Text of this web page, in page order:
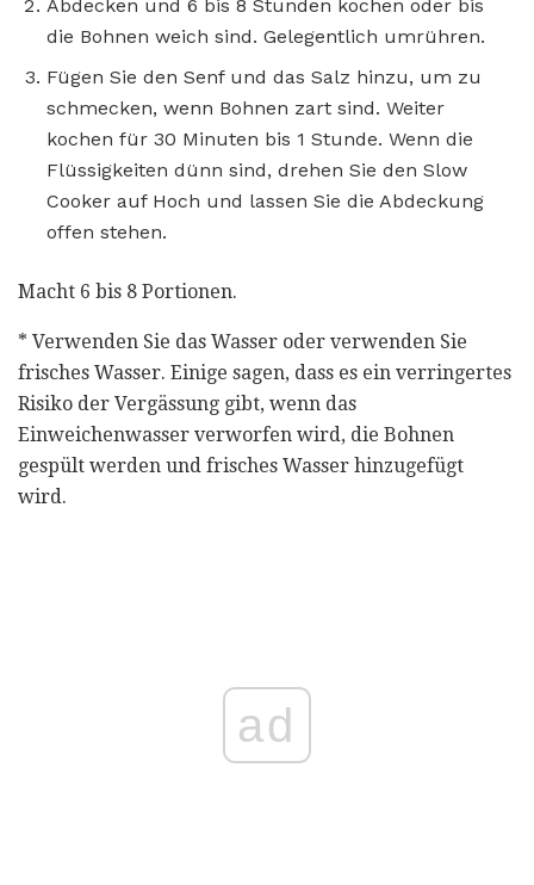
Abdecken und 6 bis 8 Stunden kochen oder bis
die Bohnen weich sind. Gelegentlich umrühren.
Fügen Sie den Senf und das Salz hinzu, um zu
schmecken, wenn Bohnen zart sind. Weiter
kochen für 30 Minuten bis 1 Stunde. Wenn die
Flüssigkeiten dünn sind, drehen Sie den Slow
Cooker auf Hoch und lassen Sie die Abdeckung
offen stehen.
Macht 6 bis 8 Portionen.
* Verwenden Sie das Wasser oder verwenden Sie
frisches Wasser. Einige sagen, dass es ein verringertes
Risiko der Vergässung gibt, wenn das
Einweichenwasser verworfen wird, die Bohnen
gespült werden und frisches Wasser hinzugefügt
wird.
ad